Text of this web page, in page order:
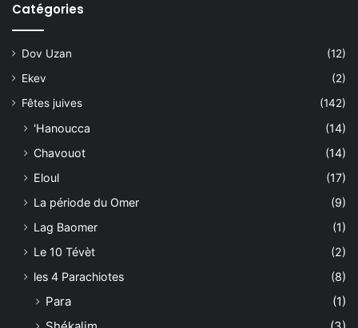
Catégories
Dov Uzan
(12)
Ekev
(2)
Fêtes juives
(142)
'Hanoucca
(14)
Chavouot
(14)
Eloul
(17)
La période du Omer
(9)
Lag Baomer
(1)
Le 10 Tévèt
(2)
les 4 Parachiotes
(8)
Para
(1)